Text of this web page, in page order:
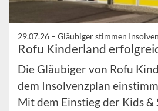
29.07.26 – Gläubiger stimmen
Rofu Kinderland
Die Gläubiger von Rofu
dem Insolvenzplan
Mit dem Einstieg der Kids